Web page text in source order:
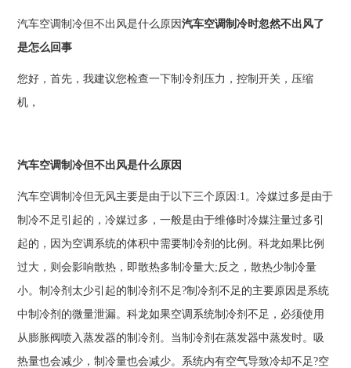
汽车空调制冷但不出风是什么原因汽车空调制冷时忽然不出风了
是怎么回事
您好，首先，我建议您检查一下制冷剂压力，控制开关，压缩
机，
汽车空调制冷但不出风是什么原因
汽车空调制冷但无风主要是由于以下三个原因:1。冷媒过多是由于
制冷不足引起的，冷媒过多，一般是由于维修时冷媒注量过多引
起的，因为空调系统的体积中需要制冷剂的比例。科龙如果比例
过大，则会影响散热，即散热多制冷量大;反之，散热少制冷量
小。制冷剂太少引起的制冷剂不足?制冷剂不足的主要原因是系统
中制冷剂的微量泄漏。科龙如果空调系统制冷剂不足，必须使用
从膨胀阀喷入蒸发器的制冷剂。当制冷剂在蒸发器中蒸发时。吸
热量也会减少，制冷量也会减少。系统内有空气导致冷却不足?空